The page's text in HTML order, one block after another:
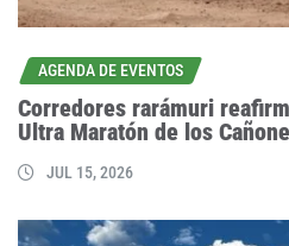
AGENDA DE EVENTOS
Corredores rarámuri
Ultra Maratón de los
JUL 15, 2026